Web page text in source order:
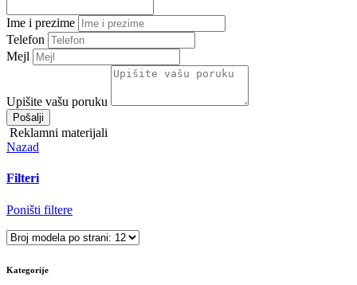
Ime i prezime
Telefon
Mejl
Upišite vašu poruku
Pošalji
Reklamni materijali
Nazad
Filteri
Poništi filtere
Kategorije